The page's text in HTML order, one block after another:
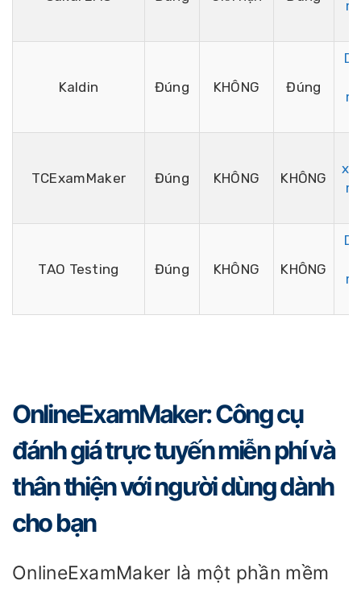
Kaldin Đúng KHÔNG Đúng
TCExamMaker Đúng KHÔNG KHÔNG
TAO Testing Đúng KHÔNG KHÔNG
OnlineExamMaker: Công cụ
đánh giá trực tuyến miễn phí và
thân thiện với người dùng dành
cho bạn
OnlineExamMaker là một phần mềm